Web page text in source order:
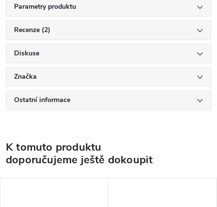
Parametry produktu
Recenze (2)
Diskuse
Značka
Ostatní informace
K tomuto produktu
doporučujeme ještě dokoupit